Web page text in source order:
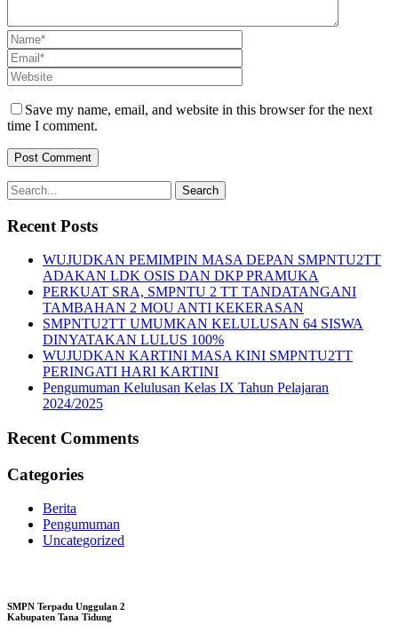
Save my name, email, and website in this browser for the next
time I comment.
Recent Posts
WUJUDKAN PEMIMPIN MASA DEPAN SMPNTU2TT
ADAKAN LDK OSIS DAN DKP PRAMUKA
PERKUAT SRA, SMPNTU 2 TT TANDATANGANI
TAMBAHAN 2 MOU ANTI KEKERASAN
SMPNTU2TT UMUMKAN KELULUSAN 64 SISWA
DINYATAKAN LULUS 100%
WUJUDKAN KARTINI MASA KINI SMPNTU2TT
PERINGATI HARI KARTINI
Pengumuman Kelulusan Kelas IX Tahun Pelajaran
2024/2025
Recent Comments
Categories
Berita
Pengumuman
Uncategorized
SMPN Terpadu Unggulan 2
Kabupaten Tana Tidung